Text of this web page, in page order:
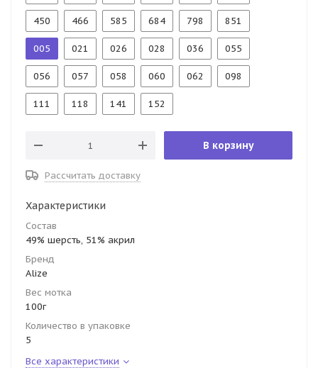
450 466 585 684 798 851
005 021 026 028 036 055
056 057 058 060 062 098
111 118 141 152
В корзину
Рассчитать доставку
Характеристики
Состав
49% шерсть, 51% акрил
Бренд
Alize
Вес мотка
100г
Количество в упаковке
5
Все характеристики